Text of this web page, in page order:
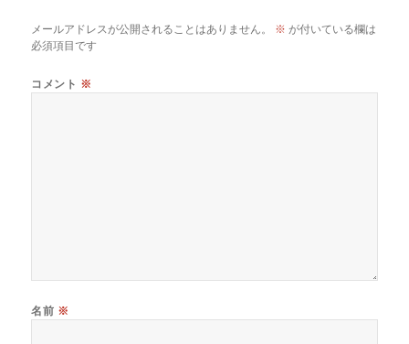
メールアドレスが公開されることはありません。 ※ が付いている欄は
必須項目です
コメント ※
名前 ※